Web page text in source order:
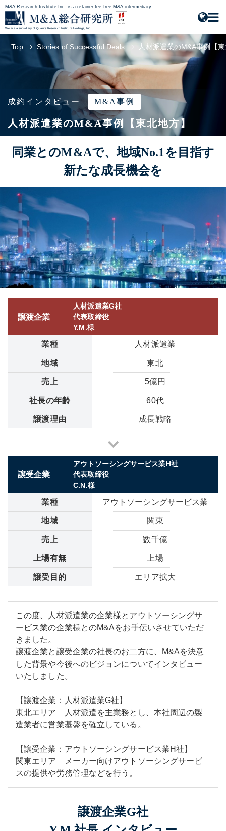
M&A Research Institute Inc. is a retainer fee-free M&A intermediary.
We are a subsidiary of Quants Research Institute Holdings, Inc.
Top Stories of Successful Deals 人材派遣業のM&A事例【
成約インタビュー M&A事例
人材派遣業のM&A事例【東北地方】
同業とのM&Aで、地域No.1を目指す
新たな成長機会を
譲渡企業
人材派遣業G社
代表取締役
Y.M.様
業種 人材派遣業
地域 東北
売上 5億円
社長の年齢 60代
譲渡理由 成長戦略
譲受企業
アウトソーシングサービス業H社
代表取締役
C.N.様
業種 アウトソーシングサービス業
地域 関東
売上 数千億
上場有無 上場
譲受目的 エリア拡大
この度、人材派遣業の企業様とアウトソーシングサ
ービス業の企業様とのM&Aをお手伝いさせていただ
きました。
譲渡企業と譲受企業の社長のお二方に、M&Aを決意
した背景や今後へのビジョンについてインタビュー
いたしました。
【譲渡企業：人材派遣業G社】
東北エリア 人材派遣を主業務とし、本社周辺の製
造業者に営業基盤を確立している。
【譲受企業：アウトソーシングサービス業H社】
関東エリア メーカー向けアウトソーシングサービ
スの提供や労務管理などを行う。
譲渡企業G社